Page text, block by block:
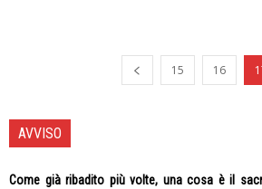
15 16
AVVISO
Come già ribadito più volte, una cosa è il